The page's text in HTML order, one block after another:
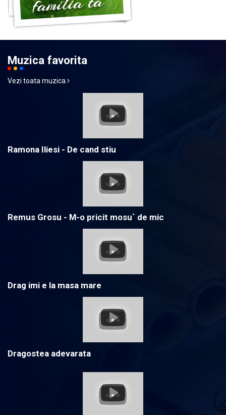
Muzica favorita
Vezi toata muzica
Ramona Iliesi - De cand stiu
Remus Grosu - M-o pricit mosu` de mic
Drag imi e la masa mare
Dragostea adevarata